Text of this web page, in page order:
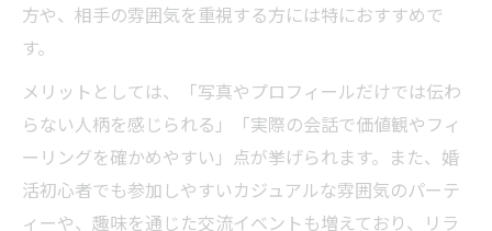
方や、相手の雰囲気を重視する方には特におすすめで
す。
メリットとしては、「写真やプロフィールだけでは伝わ
らない人柄を感じられる」「実際の会話で価値観やフィ
ーリングを確かめやすい」点が挙げられます。また、婚
活初心者でも参加しやすいカジュアルな雰囲気のパーテ
ィーや、趣味を通じた交流イベントも増えており、リラ